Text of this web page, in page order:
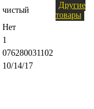
чистый
Другие
товары
Нет
1
076280031102
10/14/17